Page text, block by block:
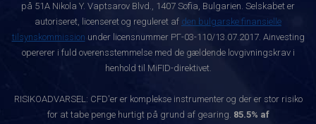
på 51A Nikola Y. Vaptsarov Blvd., 1407 Sofia, Bulgarien. Selskabet er
autoriseret, licenseret og reguleret af den bulgarske finansielle
tilsynskommission under licensnummer РГ-03-110/13.07.2017. Ainvesting
opererer i fuld overensstemmelse med de gældende lovgivningskrav i
henhold til MiFID-direktivet.
RISIKOADVARSEL: CFD'er er komplekse instrumenter og der er stor risiko
for at tabe penge hurtigt på grund af gearing. 85.5% af